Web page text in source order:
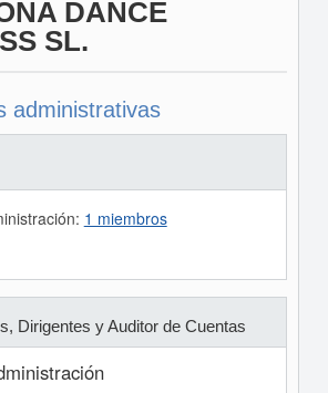
DANCE
SL.
administrativas
1 miembros
Dirigentes y Auditor de Cuentas